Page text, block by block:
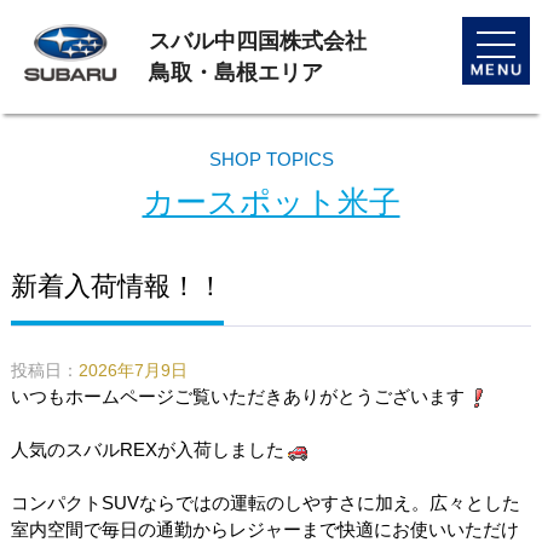
toggle
スバル中四国株式会社
鳥取・島根エリア
SHOP TOPICS
カースポット米子
新着入荷情報！！
投稿日： 2026年7月9日
いつもホームページご覧いただきありがとうございます
人気のスバルREXが入荷しました
コンパクトSUVならではの運転のしやすさに加え。広々とした
室内空間で毎日の通勤からレジャーまで快適にお使いいただけ